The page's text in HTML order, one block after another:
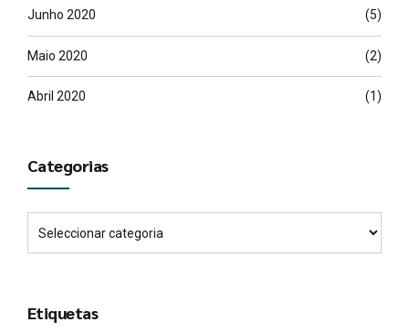
Junho 2020 (5)
Maio 2020 (2)
Abril 2020 (1)
Categorias
Etiquetas